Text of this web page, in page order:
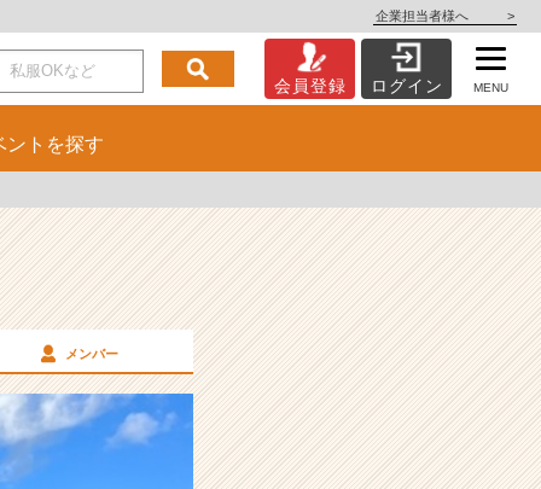
企業担当者様へ >
会員登録 ログイン MENU
ント を探す
メンバー